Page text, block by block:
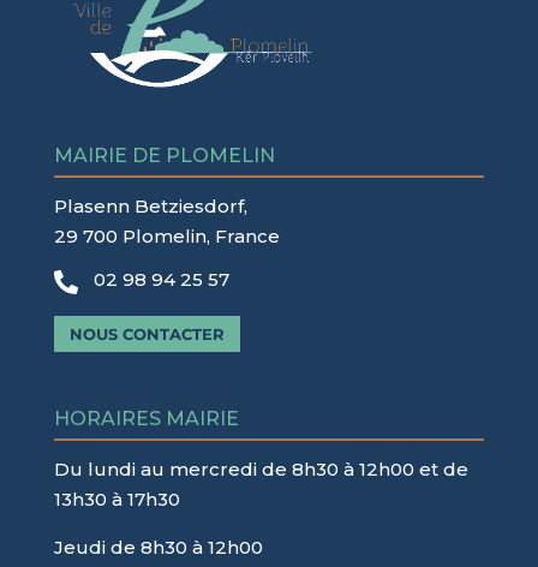
MAIRIE DE PLOMELIN
Plasenn Betziesdorf,
29 700 Plomelin, France
 02 98 94 25 57
NOUS CONTACTER
HORAIRES MAIRIE
Du lundi au mercredi de 8h30 à 12h00 et de
13h30 à 17h30
Jeudi de 8h30 à 12h00